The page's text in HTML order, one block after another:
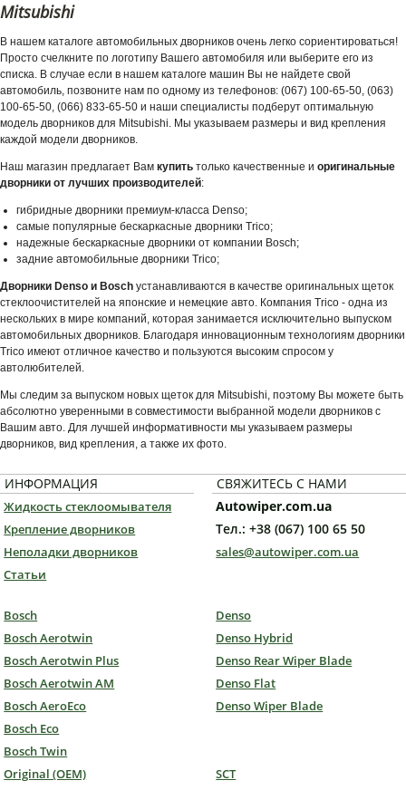
Mitsubishi
В нашем каталоге автомобильных дворников очень легко сориентироваться!
Просто счелкните по логотипу Вашего автомобиля или выберите его из
списка. В случае если в нашем каталоге машин Вы не найдете свой
автомобиль, позвоните нам по одному из телефонов: (067) 100-65-50, (063)
100-65-50, (066) 833-65-50 и наши специалисты подберут оптимальную
модель дворников для Mitsubishi. Мы указываем размеры и вид крепления
каждой модели дворников.
Наш магазин предлагает Вам купить только качественные и оригинальные
дворники от лучших производителей:
гибридные дворники премиум-класса Denso;
самые популярные бескаркасные дворники Trico;
надежные бескаркасные дворники от компании Bosch;
задние автомобильные дворники Trico;
Дворники Denso и Bosch устанавливаются в качестве оригинальных щеток
стеклоочистителей на японские и немецкие авто. Компания Trico - одна из
нескольких в мире компаний, которая занимается исключительно выпуском
автомобильных дворников. Благодаря инновационным технологиям дворники
Trico имеют отличное качество и пользуются высоким спросом у
автолюбителей.
Мы следим за выпуском новых щеток для Mitsubishi, поэтому Вы можете быть
абсолютно уверенными в совместимости выбранной модели дворников с
Вашим авто. Для лучшей информативности мы указываем размеры
дворников, вид крепления, а также их фото.
ИНФОРМАЦИЯ
Жидкость стеклоомывателя
Крепление дворников
Неполадки дворников
Статьи
СВЯЖИТЕСЬ С НАМИ
Autowiper.com.ua
Тел.: +38 (067) 100 65 50
sales@autowiper.com.ua
Bosch
Bosch Aerotwin
Bosch Aerotwin Plus
Bosch Aerotwin AM
Bosch AeroEco
Bosch Eco
Bosch Twin
Denso
Denso Hybrid
Denso Rear Wiper Blade
Denso Flat
Denso Wiper Blade
Original (OEM)
SCT